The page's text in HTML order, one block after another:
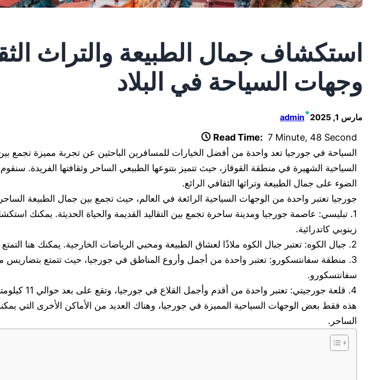
استكشاف جمال الطبيعة والتراث
وجهات السياحة في البلاد
مارس 1, 2025 •
admin
Read Time: 7 Minute, 48 Second
السياحة في جورجيا تعد واحدة من أفضل الخيارات للمسافرين الباحثين عن تجربة مميزة تجمع
السياحية الشهيرة في منطقة القوقاز، حيث تتميز بتنوعها الطبيعي الساحر وثقافتها
الضوء على جمال الطبيعة وتراثها الثقافي الرائع.
جورجيا تعتبر واحدة من الوجهات السياحية الرائعة في العالم، حيث تجمع بين جمال الطبيعة
1. تبليسي: عاصمة جورجيا ومدينة ساحرة تجمع بين التقاليد القديمة والحياة الحديثة. يمكنك
زينوبي كاتدرائية.
2. جبال الكوه: تعتبر جبال الكوه ملاذًا لعشاق الطبيعة ومحبي الرياضات الخارجية. يمكنك هنا التمتع بالمناظر الخلابة والقيام برحلات المشي وركوب الدراجات الجبلية.
3. منطقة سفانتسكورو: تعتبر واحدة من أجمل وأروع المناطق في جورجيا، حيث تتمتع بتضاريس
سفانتسكورو.
4. قلعة جورجيتي: تعتبر واحدة من أقدم وأجمل القلاع في جورجيا، وتقع على بعد حوالي 11 كيلومتراً من مدينة مستخثا.
هذه فقط بعض الوجهات السياحية المميزة في جورجيا، وهناك العديد من الأماكن الأخرى التي
الساحر.